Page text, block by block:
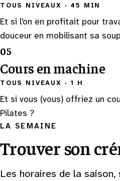
TOUS NIVEAUX · 45 MIN
Et si l'on en profitait pour
douceur en mobilisant sa
05
Cours en machine
TOUS NIVEAUX · 1 H
Et si vous (vous) offriez un
Pilates ?
LA SEMAINE
Trouver son
Les horaires de la